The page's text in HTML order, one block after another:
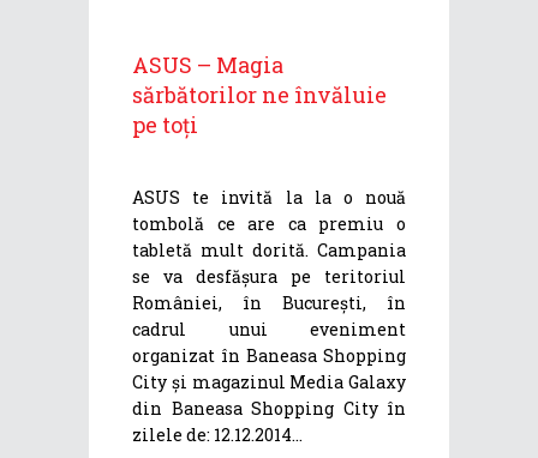
ASUS – Magia
sărbătorilor ne învăluie
pe toți
ASUS te invită la la o nouă
tombolă ce are ca premiu o
tabletă mult dorită. Campania
se va desfășura pe teritoriul
României, în București, în
cadrul unui eveniment
organizat în Baneasa Shopping
City și magazinul Media Galaxy
din Baneasa Shopping City în
zilele de: 12.12.2014